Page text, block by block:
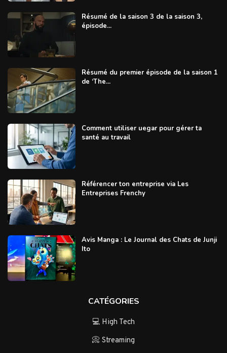
Résumé de la saison 3 de la saison 3,
épisode...
Résumé du premier épisode de la saison 1
de ‘The...
Comment utiliser uegar pour gérer ta
santé au travail
Référencer ton entreprise via Les
Entreprises Frenchy
Avis Manga : Le Journal des Chats de Junji
Ito
CATÉGORIES
💻 High Tech
📀 Streaming